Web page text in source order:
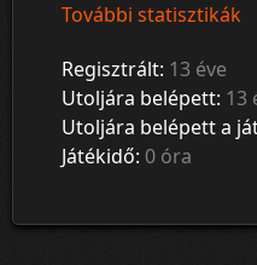
További statisztikák
Regisztrált: 13 éve
Utoljára belépett: 13
Utoljára belépett a
Játékidő: 0 óra